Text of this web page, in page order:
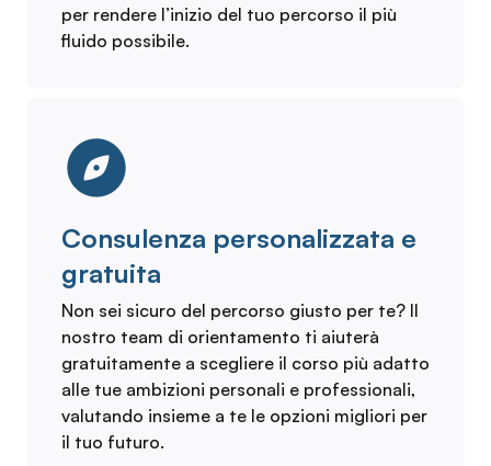
per rendere l’inizio del tuo percorso il più
fluido possibile.
Consulenza personalizzata e
gratuita
Non sei sicuro del percorso giusto per te? Il
nostro team di orientamento ti aiuterà
gratuitamente a scegliere il corso più adatto
alle tue ambizioni personali e professionali,
valutando insieme a te le opzioni migliori per
il tuo futuro.